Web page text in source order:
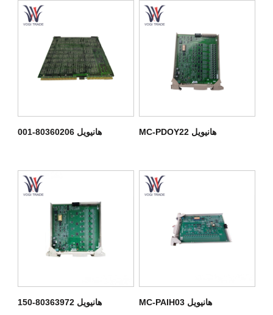
هانيويل 80360206-001 هانيويل MC-PDOY22
هانيويل 80363972-150 هانيويل MC-PAIH03